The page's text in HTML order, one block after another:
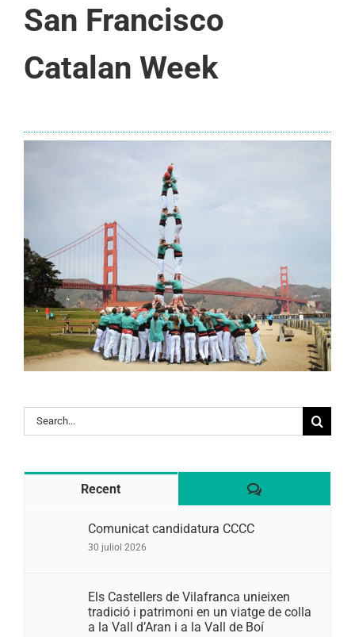
San Francisco
Catalan Week
Search
for:
Recent Comentaris
Comunicat candidatura CCCC
30 juliol 2026
Els Castellers de Vilafranca unieixen
tradició i patrimoni en un viatge de colla
a la Vall d’Aran i a la Vall de Boí